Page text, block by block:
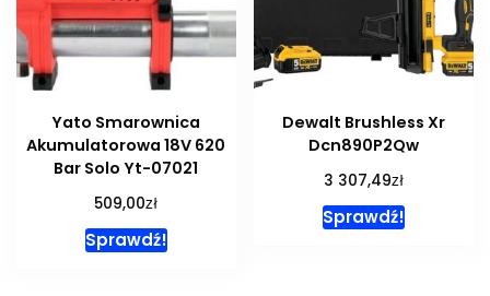
Yato Smarownica
Akumulatorowa 18V 620
Bar Solo Yt-07021
509,00zł
Sprawdź!
Dewalt Brushless Xr
Dcn890P2Qw
3 307,49zł
Sprawdź!